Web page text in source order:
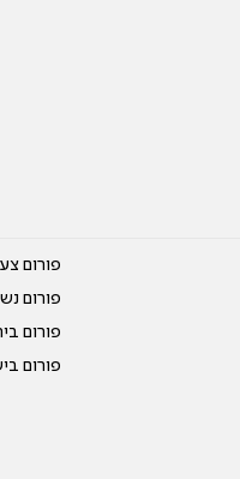
פורום
פורום
פורום
פורום